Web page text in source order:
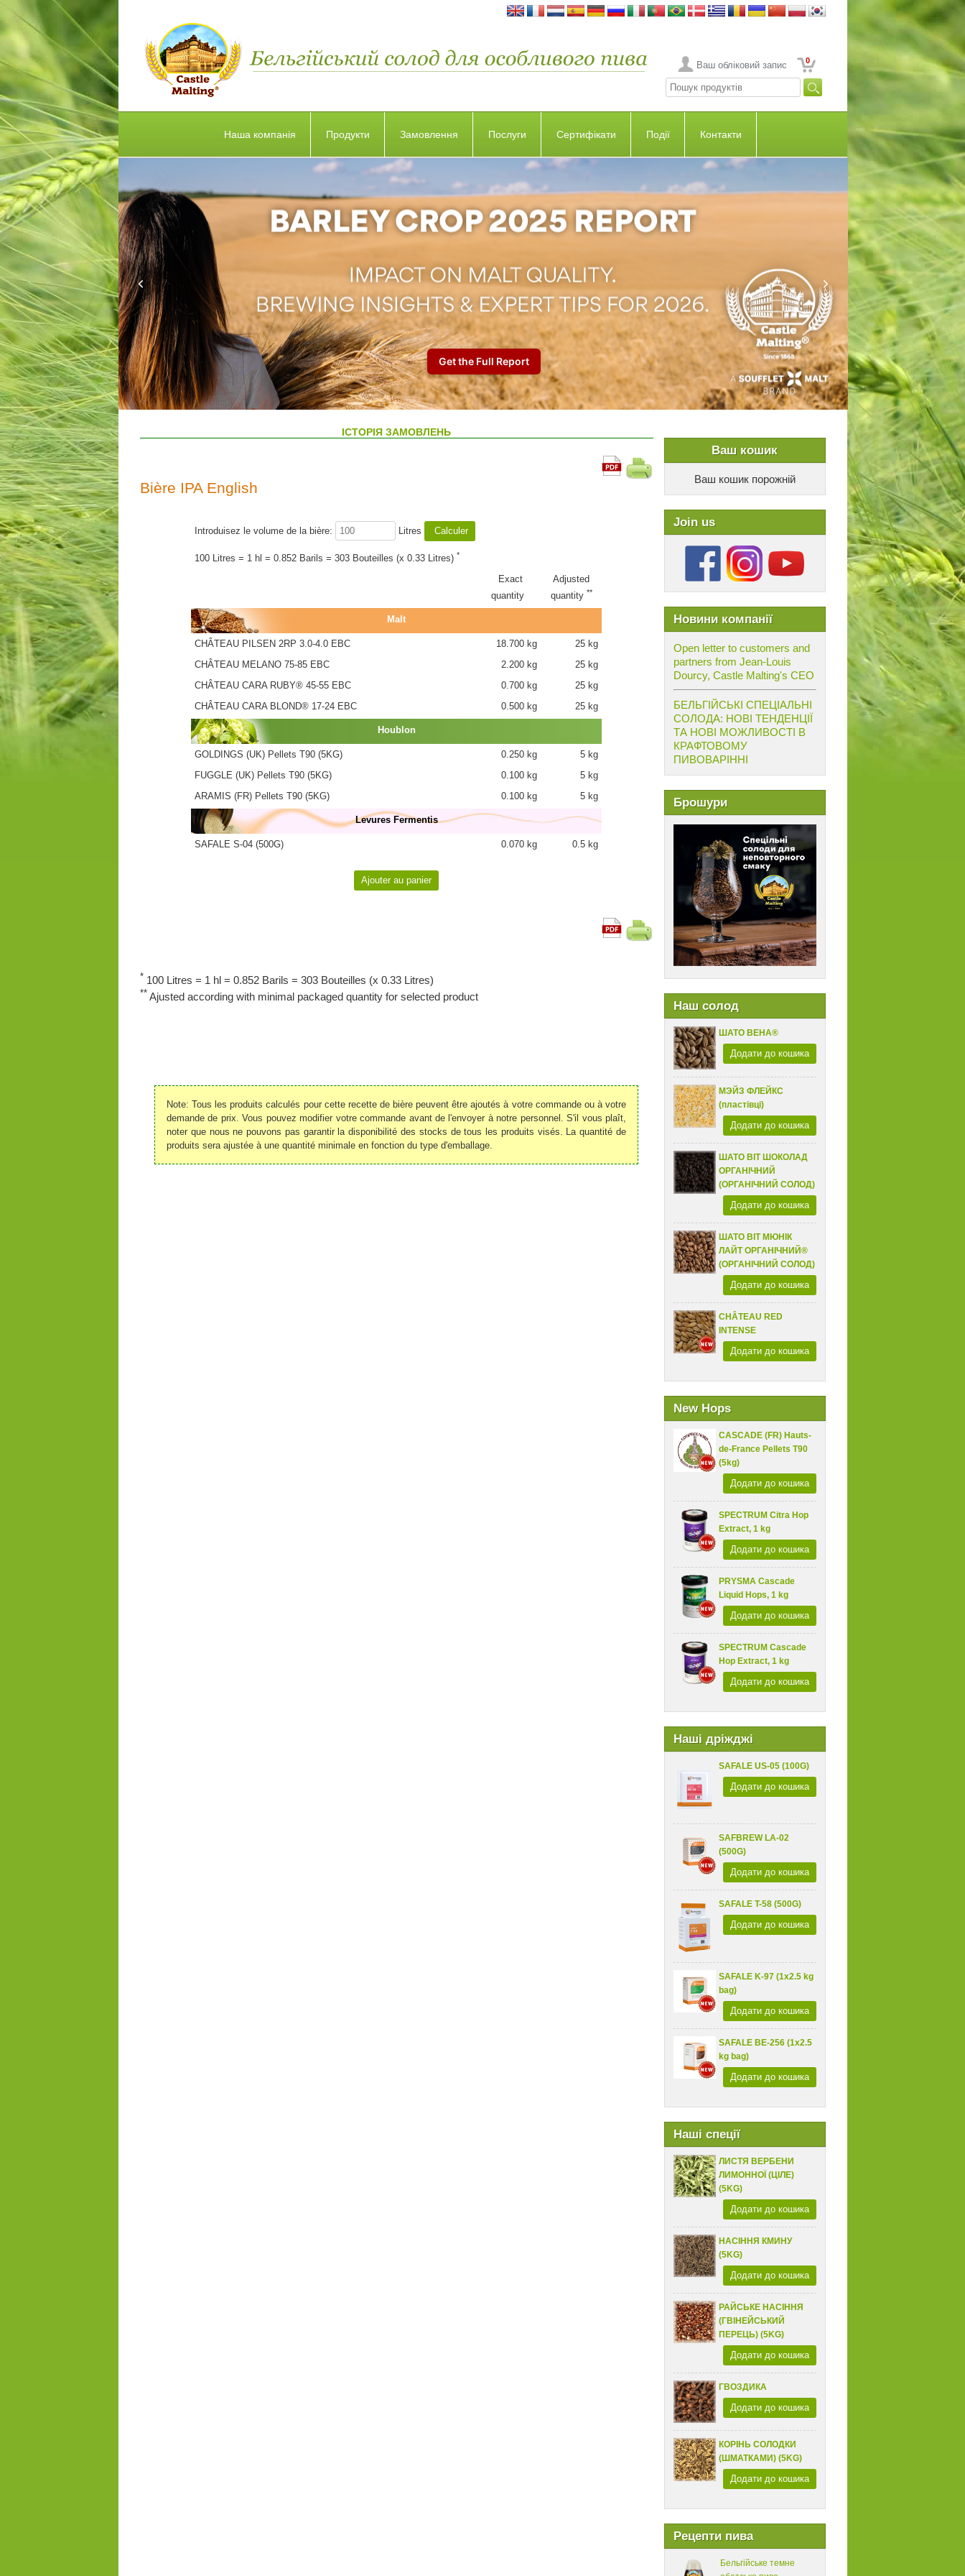
Ваш обліковий запис 0
Наша компанія Продукти Замовлення Послуги Сертифікати Події Контакти
Ваш кошик
Ваш кошик порожній
Join us
Новини компанії
Open letter to customers and
partners from Jean-Louis
Dourcy, Castle Malting's CEO
БЕЛЬГІЙСЬКІ СПЕЦІАЛЬНІ
СОЛОДА: НОВІ ТЕНДЕНЦІЇ
ТА НОВІ МОЖЛИВОСТІ В
КРАФТОВОМУ
ПИВОВАРІННІ
Брошури
Наш солод
ШАТО ВЕНА®
Додати до кошика
МЭЙЗ ФЛЕЙКС
(пластівці)
Додати до кошика
ШАТО ВІТ ШОКОЛАД
ОРГАНІЧНИЙ
(ОРГАНІЧНИЙ СОЛОД)
Додати до кошика
ШАТО ВІТ МЮНІК
ЛАЙТ ОРГАНІЧНИЙ®
(ОРГАНІЧНИЙ СОЛОД)
Додати до кошика
CHÂTEAU RED
INTENSE
Додати до кошика
New Hops
CASCADE (FR) Hauts-
de-France Pellets T90
(5kg)
Додати до кошика
SPECTRUM Citra Hop
Extract, 1 kg
Додати до кошика
PRYSMA Cascade
Liquid Hops, 1 kg
Додати до кошика
SPECTRUM Cascade
Hop Extract, 1 kg
Додати до кошика
Наші дріжджі
SAFALE US-05 (100G)
Додати до кошика
SAFBREW LA-02
(500G)
Додати до кошика
SAFALE T-58 (500G)
Додати до кошика
SAFALE K-97 (1x2.5 kg
bag)
Додати до кошика
SAFALE BE-256 (1x2.5
kg bag)
Додати до кошика
Наші спеції
ЛИСТЯ ВЕРБЕНИ
ЛИМОННОЇ (ЦІЛЕ)
(5KG)
Додати до кошика
НАСІННЯ КМИНУ
(5KG)
Додати до кошика
РАЙСЬКЕ НАСІННЯ
(ГВІНЕЙСЬКИЙ
ПЕРЕЦЬ) (5KG)
Додати до кошика
ГВОЗДИКА
Додати до кошика
КОРІНЬ СОЛОДКИ
(ШМАТКАМИ) (5KG)
Додати до кошика
Рецепти пива
Бельгійське темне
ІСТОРІЯ ЗАМОВЛЕНЬ
Bière IPA English
Introduisez le volume de la bière: Litres
100 Litres = 1 hl = 0.852 Barils = 303 Bouteilles (x 0.33 Litres) *
Exact
quantity
Adjusted
quantity **
Malt
CHÂTEAU PILSEN 2RP 3.0-4.0 EBC 18.700 kg
25 kg
CHÂTEAU MELANO 75-85 EBC
2.200 kg
25 kg
CHÂTEAU CARA RUBY® 45-55 EBC
0.700 kg
25 kg
CHÂTEAU CARA BLOND® 17-24 EBC
0.500 kg 25 kg
Houblon
GOLDINGS (UK) Pellets T90 (5KG) 0.250 kg
5 kg
FUGGLE (UK) Pellets T90 (5KG)
0.100 kg
5 kg
ARAMIS (FR) Pellets T90 (5KG)
0.100 kg 5 kg
Levures Fermentis
SAFALE S-04 (500G) 0.070 kg 0.5 kg
* 100 Litres = 1 hl = 0.852 Barils = 303 Bouteilles (x 0.33 Litres)
** Ajusted according with minimal packaged quantity for selected product
Note: Tous les produits calculés pour cette recette de bière peuvent être ajoutés à votre commande ou à votre
demande de prix. Vous pouvez modifier votre commande avant de l'envoyer à notre personnel. S'il vous plaît,
noter que nous ne pouvons pas garantir la disponibilité des stocks de tous les produits visés. La quantité de
produits sera ajustée à une quantité minimale en fonction du type d'emballage.